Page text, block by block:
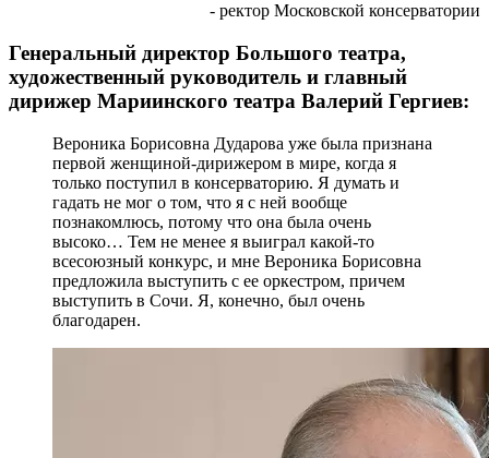
- ректор Московской консерватории
Генеральный директор Большого театра,
художественный руководитель и главный
дирижер Мариинского театра Валерий Гергиев:
Вероника Борисовна Дударова уже была признана
первой женщиной-дирижером в мире, когда я
только поступил в консерваторию. Я думать и
гадать не мог о том, что я с ней вообще
познакомлюсь, потому что она была очень
высоко… Тем не менее я выиграл какой-то
всесоюзный конкурс, и мне Вероника Борисовна
предложила выступить с ее оркестром, причем
выступить в Сочи. Я, конечно, был очень
благодарен.